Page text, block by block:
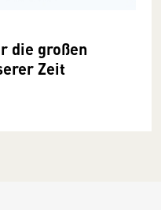
die großen
Zeit